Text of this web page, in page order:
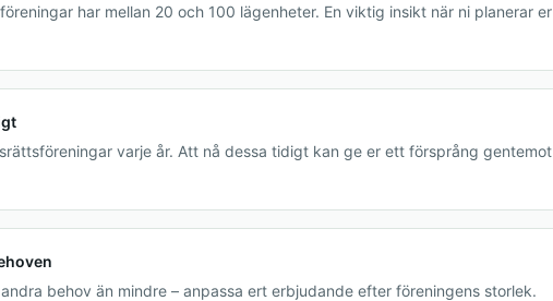
har mellan 20 och 100 lägenheter. En viktig insikt när ni planerar er
varje år. Att nå dessa tidigt kan ge er ett försprång gentemot
behov än mindre – anpassa ert erbjudande efter föreningens storlek.